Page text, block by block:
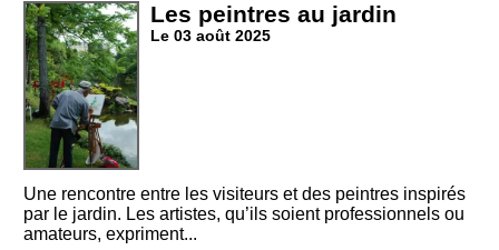
Les peintres au jardin
Le 03 août 2025
Une rencontre entre les visiteurs et des peintres inspirés
par le jardin. Les artistes, qu’ils soient professionnels ou
amateurs, expriment...